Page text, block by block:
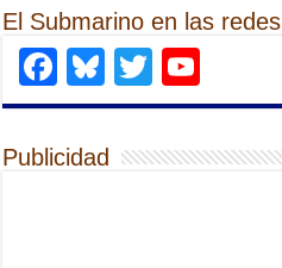
El Submarino en las redes
Facebook
Bluesky
Twitter
Publicidad